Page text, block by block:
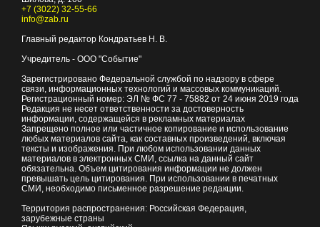
+7 (3022) 32-55-66
info@zab.ru
Главный редактор Кондратьев Н. В.
Учредитель - ООО "Событие"
Зарегистрировано Федеральной службой по надзору в сфере
связи, информационных технологий и массовых коммуникаций.
Регистрационный номер: ЭЛ № ФС 77 - 75882 от 24 июня 2019 года
Редакция не несет ответственности за достоверность
информации, содержащейся в рекламных материалах
Запрещено полное или частичное копирование и использование
любых материалов сайта, как составных произведений, включая
тексты и изображения. При любом использовании данных
материалов в электронных СМИ, ссылка на данный сайт
обязательна. Объем цитирования информации не должен
превышать цель цитирования. При использовании в печатных
СМИ, необходимо письменное разрешение редакции.
Территория распространения: Российская Федерация,
зарубежные страны